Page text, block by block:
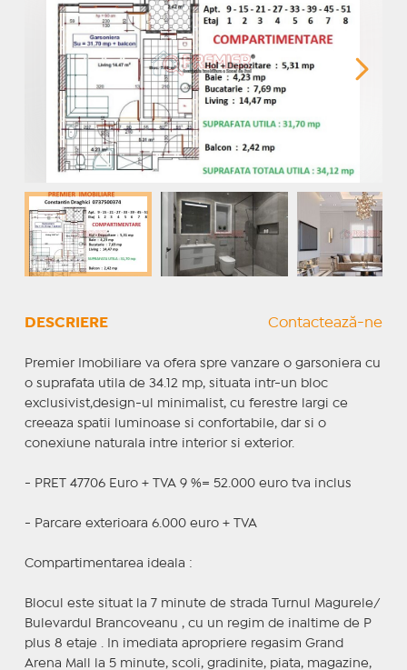
DESCRIERE Contactează-ne
Premier Imobiliare va ofera spre vanzare o garsoniera cu
o suprafata utila de 34.12 mp, situata intr-un bloc
exclusivist,design-ul minimalist, cu ferestre largi ce
creeaza spatii luminoase si confortabile, dar si o
conexiune naturala intre interior si exterior.
- PRET 47706 Euro + TVA 9 %= 52.000 euro tva inclus
- Parcare exterioara 6.000 euro + TVA
Compartimentarea ideala :
Blocul este situat la 7 minute de strada Turnul Magurele/
Bulevardul Brancoveanu , cu un regim de inaltime de P
plus 8 etaje . In imediata apropriere regasim Grand
Arena Mall la 5 minute, scoli, gradinite, piata, magazine,